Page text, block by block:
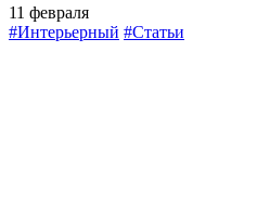
11 февраля
#Интерьерный #Статьи